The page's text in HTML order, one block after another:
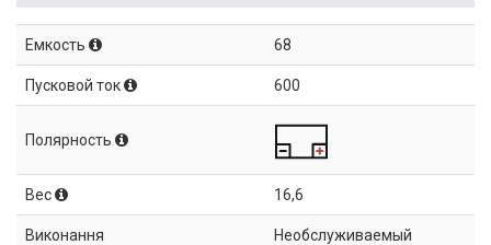
Емкость 68
Пусковой ток 600
Полярность
Вес 16,6
Виконання Необслуживаемый